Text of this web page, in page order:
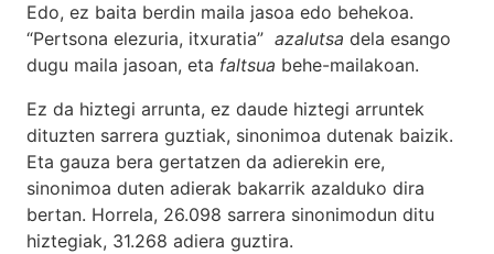
Edo, ez baita berdin maila jasoa edo behekoa.
“Pertsona elezuria, itxuratia” azalutsa dela esango
dugu maila jasoan, eta faltsua behe-mailakoan.
Ez da hiztegi arrunta, ez daude hiztegi arruntek
dituzten sarrera guztiak, sinonimoa dutenak baizik.
Eta gauza bera gertatzen da adierekin ere,
sinonimoa duten adierak bakarrik azalduko dira
bertan. Horrela, 26.098 sarrera sinonimodun ditu
hiztegiak, 31.268 adiera guztira.